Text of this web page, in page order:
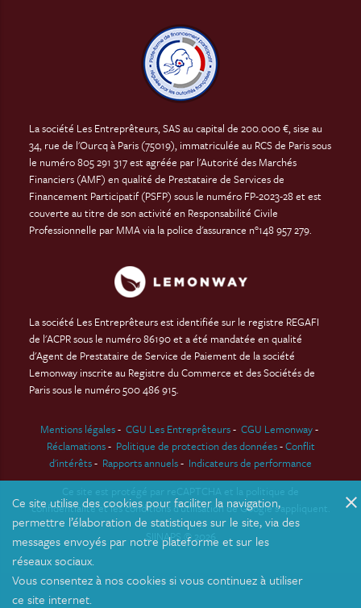
La société Les Entreprêteurs, SAS au capital de 200.000 €, sise au
34, rue de l'Ourcq à Paris (75019), immatriculée au RCS de Paris sous
le numéro 805 291 317 est agréée par l'Autorité des Marchés
Financiers (AMF) en qualité de Prestataire de Services de
Financement Participatif (PSFP) sous le numéro FP-2023-28 et est
couverte au titre de son activité en Responsabilité Civile
Professionnelle par MMA via la police d'assurance n°148 957 279.
La société Les Entreprêteurs est identifiée sur le registre REGAFI
de l'ACPR sous le numéro 86190 et a été mandatée en qualité
d'Agent de Prestataire de Service de Paiement de la société
Lemonway inscrite au Registre du Commerce et des Sociétés de
Paris sous le numéro 500 486 915.
Mentions légales- CGU Les Entreprêteurs- CGU Lemonway-
Réclamations- Politique de protection des données-Conflit
d'intérêts- Rapports annuels- Indicateurs de performance
Ce site est protégé par reCAPTCHA et la politique de
confidentialitéetles conditions d'utilisation de Google s'appliquent.
SIINAPS © 2026
Ce site utilise des cookies pour faciliter la navigation,
permettre l’élaboration de statistiques sur le site, via des
messages envoyés par notre plateforme et sur les
réseaux sociaux.
Vous consentez à nos cookies si vous continuez à utiliser
ce site internet.
close